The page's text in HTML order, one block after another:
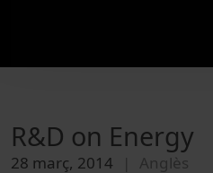
R&D on Energy
28 març, 2014 Anglès